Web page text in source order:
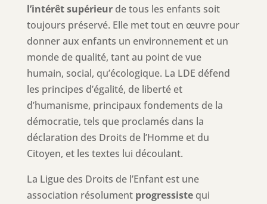
l’intérêt supérieurde tous les enfants soit
toujours préservé. Elle met tout en œuvre pour
donner aux enfants un environnement et un
monde de qualité, tant au point de vue
humain, social, qu’écologique. La LDE défend
les principes d’égalité, de liberté et
d’humanisme, principaux fondements de la
démocratie, tels que proclamés dans la
déclaration des Droits de l’Homme et du
Citoyen, et les textes lui découlant.
La Ligue des Droits de l’Enfant est une
association résolument progressistequi